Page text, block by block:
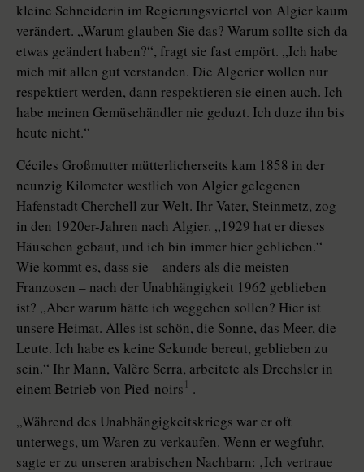
kleine Schneiderin im Regierungsviertel von Algier kaum
verändert. „Warum glauben Sie das? Warum sollte sich da
etwas geändert haben?“, fragt sie fast empört. „Ich habe
mich mit allen gut verstanden. Die Algerier wollen nur
respektiert werden, dann respektieren sie einen auch. Ich
habe meinen Gemüsehändler nie geduzt. Ich duze ihn bis
heute nicht.“
Céciles Großmutter mütterlicherseits kam 1858 in der
neunzig Kilometer westlich von Algier gelegenen
Hafenstadt Cherchell zur Welt. Ihr Vater, Steinmetz, zog
in den 1920er-Jahren nach Algier. „1929 hat er dieses
Häuschen gebaut, und ich bin immer hier geblieben.“
Wie kommt es, dass sie – anders als die meisten
Franzosen – nach der Unabhängigkeit 1962 geblieben
ist? „Aber warum hätte ich weggehen sollen? Hier ist
unsere Heimat. Alles ist schön, die Sonne, das Meer, die
Leute. Ich habe es keine Sekunde bereut, geblieben zu
sein.“ Ihr Mann, Valère Serra, arbeitete als Drechsler in
einem Betrieb von Pied-noirs 1 .
„Während des Unabhängigkeitskriegs war er oft
unterwegs, um Waren zu verkaufen. Wenn er wegfuhr,
sagte er zu unseren arabischen Nachbarn: ‚Ich vertraue